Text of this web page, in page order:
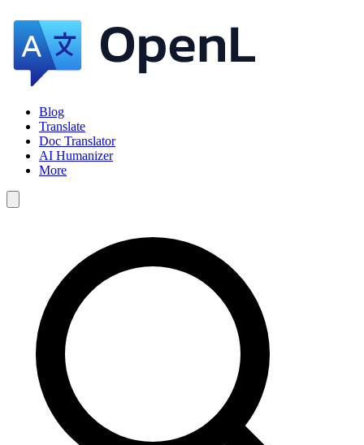
Blog
Translate
Doc Translator
AI Humanizer
More